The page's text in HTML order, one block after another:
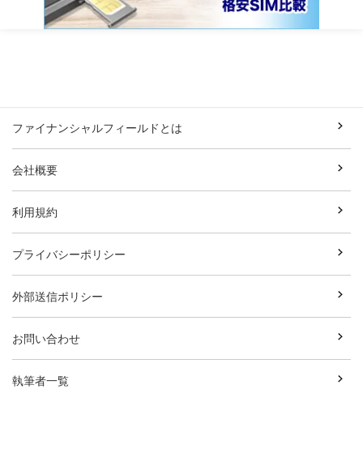
ファイナンシャルフィールドとは
会社概要
利用規約
プライバシーポリシー
外部送信ポリシー
お問い合わせ
執筆者一覧